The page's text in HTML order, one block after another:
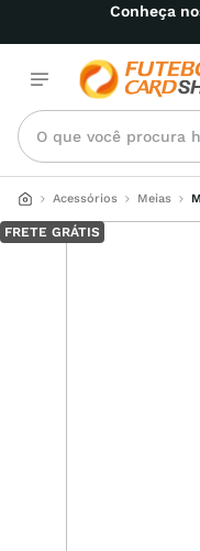
Conheça
O que você procura
Acessórios Meias
FRETE GRÁTIS